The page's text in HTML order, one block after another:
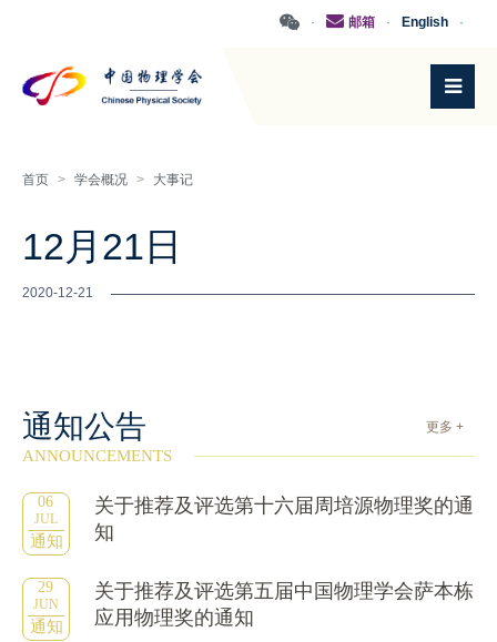
·
English
·
邮箱
·
首页 > 学会概况 > 大事记
12月21日
2020-12-21
通知公告 更多 +
ANNOUNCEMENTS
06
JUL
通知
关于推荐及评选第十六届周培源物理奖的通
知
29
JUN
通知
关于推荐及评选第五届中国物理学会萨本栋
应用物理奖的通知